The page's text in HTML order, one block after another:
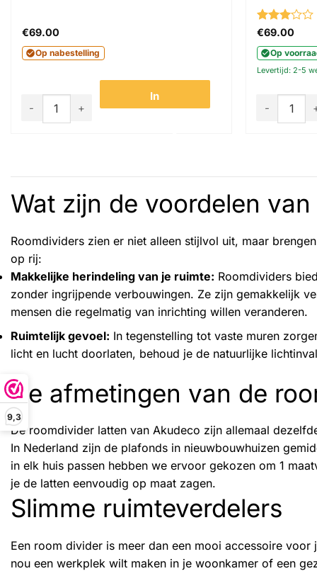
9,3
€69.00
Op nabestelling
In
Akudeco - Room dividers - Scheidingswand - Walnoot aantal
Gewaardeerd
€69.00
Op
Levertijd: 2-5
Akudeco -
Wat zijn de voordelen
Roomdividers zien er niet alleen stijlvol uit, maar
op rij:
Makkelijke herindeling van je ruimte: Roomdividers
zonder ingrijpende verbouwingen. Ze zijn gemakkelijk
mensen die regelmatig van inrichting willen veranderen.
Ruimtelijk gevoel: In tegenstelling tot vaste muren
licht en lucht doorlaten, behoud je de natuurlijke
De afmetingen van de
De roomdivider latten van Akudeco zijn allemaal
In Nederland zijn de plafonds in nieuwbouwhuizen
in elk huis passen hebben we ervoor gekozen om 1
je de latten eenvoudig op maat zagen.
Slimme ruimteverdelers
Een room divider is meer dan een mooi accessoire
nou een werkplek wilt maken in je woonkamer of een